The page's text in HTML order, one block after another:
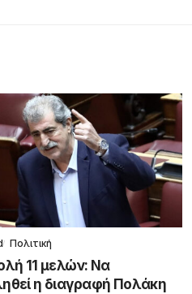
Πολιτική
11 μελών: Να
η διαγραφή Πολάκη